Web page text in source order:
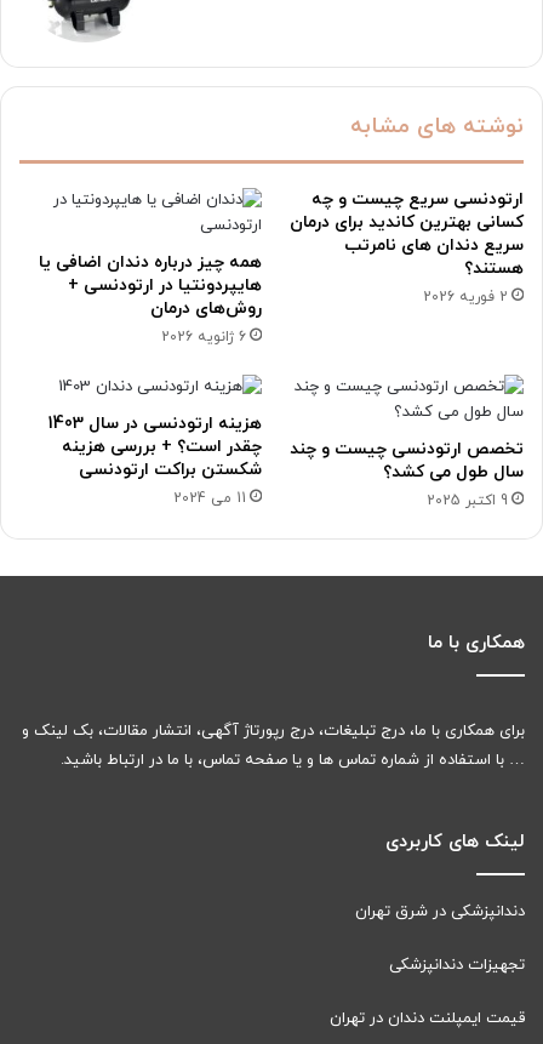
نوشته های مشابه
ارتودنسی سریع چیست و چه
کسانی بهترین کاندید برای درمان
سریع دندان های نامرتب
هستند؟
2 فوریه 2026
همه چیز درباره دندان اضافی یا
هایپردونتیا در ارتودنسی +
روش‌های درمان
6 ژانویه 2026
تخصص ارتودنسی چیست و چند
سال طول می کشد؟
9 اکتبر 2025
هزینه ارتودنسی در سال 1403
چقدر است؟ + بررسی هزینه
شکستن براکت ارتودنسی
11 می 2024
همکاری با ما
برای همکاری با ما، درج تبلیغات، درج رپورتاژ آگهی، انتشار مقالات، بک لینک و
… با استفاده از شماره تماس ها و یا صفحه تماس، با ما در ارتباط باشید.
لینک های کاربردی
دندانپزشکی در شرق تهران
تجهیزات دندانپزشکی
قیمت ایمپلنت دندان در تهران